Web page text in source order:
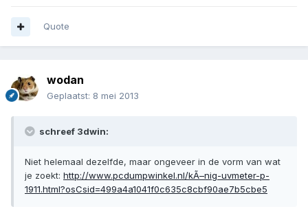
Quote
wodan
Geplaatst: 8 mei 2013
schreef 3dwin:
Niet helemaal dezelfde, maar ongeveer in de vorm van wat
je zoekt: http://www.pcdumpwinkel.nl/kÃ–nig-uvmeter-p-
1911.html?osCsid=499a4a1041f0c635c8cbf90ae7b5cbe5